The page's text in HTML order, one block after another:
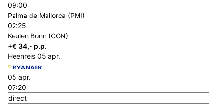
09:00
Palma de Mallorca (PMI)
02:25
Keulen Bonn (CGN)
+€ 34,- p.p.
Heenreis 05 apr.
05 apr.
07:20
direct